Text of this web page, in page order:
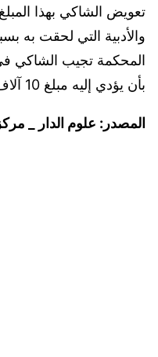
تعويض الشاكي بهذا
والأدبية التي لحقت به
المحكمة تجيب الشاكي
بأن يؤدي إليه مبلغ 10 آلاف درهم كتعويض مادي وأدبي.
المصدر: علوم الدار _ مركز